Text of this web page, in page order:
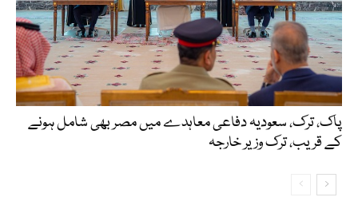
پاک، ترک، سعودیہ دفاعی معاہدے میں مصر بھی شامل ہونے
کے قریب، ترک وزیر خارجہ